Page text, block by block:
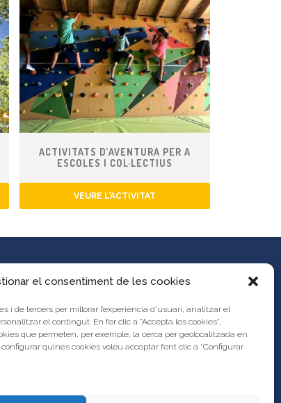
el consentiment de les cookies
i de tercers per millorar l’experiència d’usuari, analitzar el
el contingut. En fer clic a "Accepta les cookies",
que permeten, per exemple, la cerca per geolocalitzada en
quines cookies voleu acceptar fent clic a “Configurar
ACTIVITATS D’AVENTURA PER A
ESCOLES I COL·LECTIUS
VEURE L’ACTIVITAT
al Portal d’Activitats